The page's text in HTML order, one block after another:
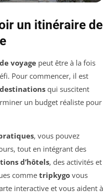
un itinéraire de
voyage peut être à la fois
Pour commencer, il est
qui suscitent
un budget réaliste pour
, vous pouvez
tout en intégrant des
d’hôtels, des activités et
comme tripkygo vous
interactive et vous aident à